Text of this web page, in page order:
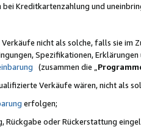
Kreditkartenzahlung und
nicht als solche, falls sie im
Spezifikationen,
(zusammen die „
Verkäufe wären, nicht als
erfolgen;
Rückgabe oder Rückerstattung